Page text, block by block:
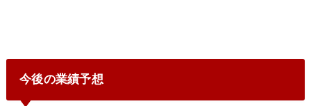
今後の業績予想